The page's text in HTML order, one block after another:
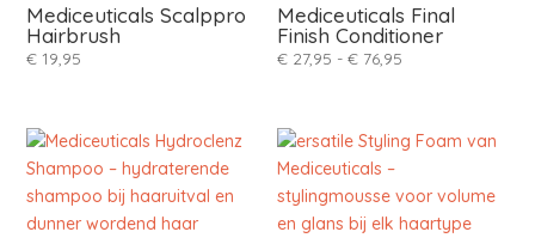
Mediceuticals Scalppro
Hairbrush
€ 19,95
Mediceuticals Final
Finish Conditioner
€ 27,95 - € 76,95
€ 76,95